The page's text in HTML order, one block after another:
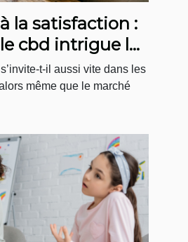
la satisfaction :
cbd intrigue le
t-il aussi vite dans les
même que le marché